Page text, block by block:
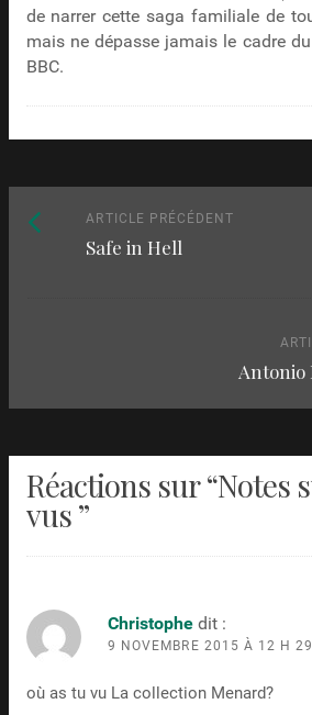
de narrer cette saga familiale de
mais ne dépasse jamais le cadre
BBC.
Naviguez
parmi
ARTICLE PRÉCÉDENT
Safe in Hell
Antonio
Réactions sur “Notes
vus”
Christophe dit :
9 NOVEMBRE 2015 À 12 H
où as tu vu La collection Menard?